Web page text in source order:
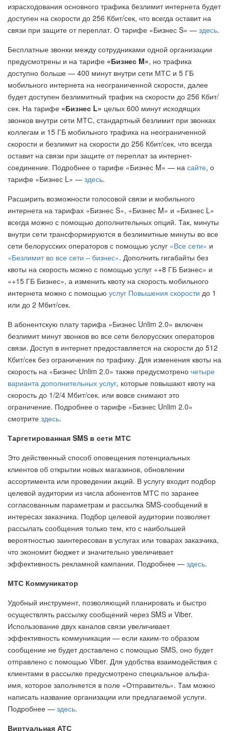
израсходования основного трафика безлимит интернета будет
доступен на скорости до 256 Кбит/сек, что всегда оставит на
связи при защите от переплат. О тарифе «Бизнес S» — здесь.
Бесплатные звонки между сотрудниками одной организации
предусмотрены и на тарифе «Бизнес M», но трафика
доступно больше — 400 минут внутри сети МТС и 5 ГБ
мобильного интернета на неограниченной скорости, далее
будет доступен безлимитный трафик на скорости до 256 Кбит/
сек. На тарифе «Бизнес L» целых 600 минут исходящих
звонков внутри сети МТС, стандартный безлимит при звонках
коллегам и 15 ГБ мобильного трафика на неограниченной
скорости и безлимит на скорости до 256 Кбит/сек, что всегда
оставит на связи при защите от переплат за интернет-
соединение. Подробнее о тарифе «Бизнес M» — на сайте, о
тарифе «Бизнес L» — здесь.
Расширить возможности голосовой связи и мобильного
интернета на тарифах «Бизнес S», «Бизнес M» и «Бизнес L»
всегда можно с помощью дополнительных опций. Так, минуты
внутри сети трансформируются в безлимитные минуты во все
сети белорусских операторов с помощью услуг «Все сети» и
«Безлимит во все сети – бизнес». Дополнить гигабайты без
квоты на скорость можно с помощью услуг «+8 ГБ Бизнес» и
«+15 ГБ Бизнес», а изменить квоту на скорость мобильного
интернета можно с помощью услуг Повышения скорости до 1
или до 2 Мбит/сек.
В абонентскую плату тарифа «Бизнес Unlim 2.0» включен
безлимит минут звонков во все сети белорусских операторов
связи. Доступ в интернет предоставляется на скорости до 512
Кбит/сек без ограничения по трафику. Для изменения квоты на
скорость на «Бизнес Unlim 2.0» также предусмотрено четыре
варианта дополнительных услуг, которые повышают квоту на
скорость до 1/2/4 Мбит/сек. или вовсе снимают это
ограничение. Подробнее о тарифе «Бизнес Unlim 2.0»
смотрите здесь.
Таргетированная SMS в сети МТС
Это действенный способ оповещения потенциальных
клиентов об открытии новых магазинов, обновлении
ассортимента или проведении акций. В услугу входит подбор
целевой аудитории из числа абонентов МТС по заранее
согласованным параметрам и рассылка SMS-сообщений в
интересах заказчика. Подбор целевой аудитории позволяет
рассылать сообщения только тем, кто с наибольшей
вероятностью заинтересован в услугах или товарах заказчика,
что экономит бюджет и значительно увеличивает
эффективность рекламной кампании. Подробнее — здесь.
МТС Коммуникатор
Удобный инструмент, позволяющий планировать и быстро
осуществлять рассылку сообщений через SMS и Viber.
Использование двух каналов связи увеличивает
эффективность коммуникации — если каким-то образом
сообщение не будет доставлено с помощью SMS, оно будет
отправлено с помощью Viber. Для удобства взаимодействия с
клиентами в рассылке предусмотрено специальное альфа-
имя, которое заполняется в поле «Отправитель». Там можно
написать название организации или предлагаемой услуги.
Подробнее — здесь.
Виртуальная АТС